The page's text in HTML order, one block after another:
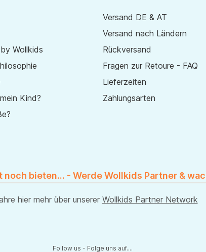
Wollkids
Kind?
Versand DE & AT
Versand nach Ländern
Rückversand
Fragen zur Retoure - FAQ
Lieferzeiten
Zahlungsarten
noch bieten... - Werde Wollkids Partner &
hier mehr über unserer Wollkids Partner Network
Follow us - Folge uns auf....